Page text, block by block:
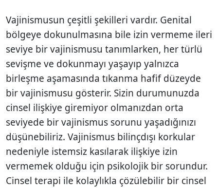
Vajinismusun çeşitli şekilleri vardır. Genital
bölgeye dokunulmasına bile izin vermeme ileri
seviye bir vajinismu­su tanımlarken, her türlü
sevişme ve dokunmayı yaşayıp yalnızca
birleşme aşamasında tıkanma hafif düzeyde
bir vajinismusu gösterir. Sizin durumunuz­da
cinsel ilişkiye giremiyor olmanızdan orta
seviyede bir vajinismus sorunu yaşadığınızı
düşünebiliriz. Vajinismus bilinçdışı korkular
nedeniyle istemsiz kasılarak ilişkiye izin
vermemek oldu­ğu için psikolojik bir sorundur.
Cinsel terapi ile kolaylıkla çözülebilir bir cin­sel